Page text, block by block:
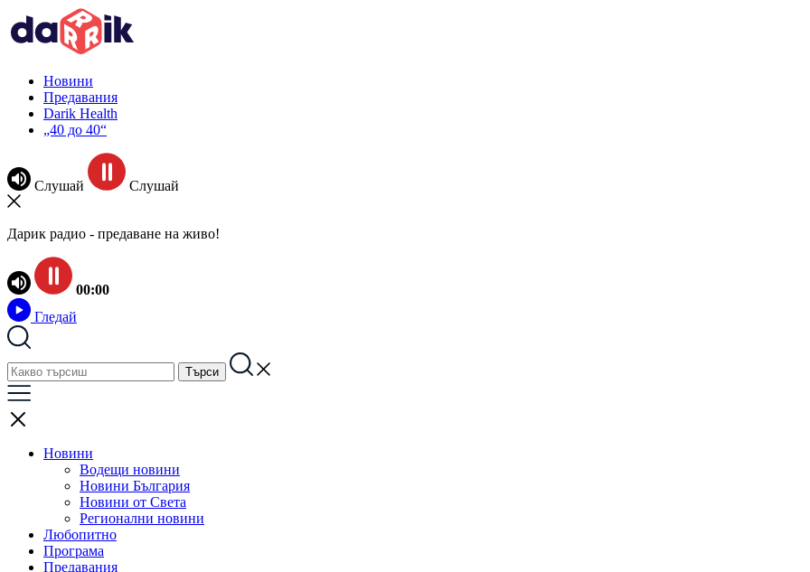
Новини
Предавания
Darik Health
„40 до 40“
Слушай Слушай
Дарик радио - предаване на живо!
00:00
Гледай
Новини
Водещи новини
Новини България
Новини от Света
Регионални новини
Любопитно
Програма
Предавания